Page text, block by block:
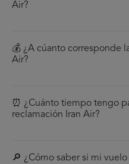
Air?
💰 ¿A cúanto corresponde
Air?
⏰ ¿Cuánto tiempo tengo
reclamación Iran Air?
🔎 ¿Cómo saber si mi